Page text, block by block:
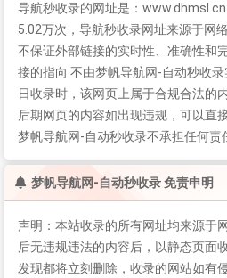
导航秒收录的网址是：
5.02万次， 导航秒收录网址来源于网络
不保证外部链接的实时性、准确性和
接的指向 不由梦帆导航网-自动秒收
日收录时，该网页上属于合规合法的
后期网页的内容如出现违规，可以直
梦帆导航网-自动秒收录不承担任何责
梦帆导航网-自动秒收录 免责申明
声明：本站收录的所有网址均来源于
后无违规违法的内容后，以静态页面
发现都将立刻删除，收录的网站如有